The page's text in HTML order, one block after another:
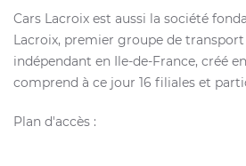
Cars Lacroix est aussi la société
Lacroix, premier groupe de
indépendant en Ile-de-France, créé
comprend à ce jour 16 filiales et
Plan d'accès :